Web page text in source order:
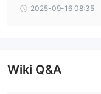
แพลตฟอร์มการซื้อขาย
2025-09-16 08:35
Wiki Q&A